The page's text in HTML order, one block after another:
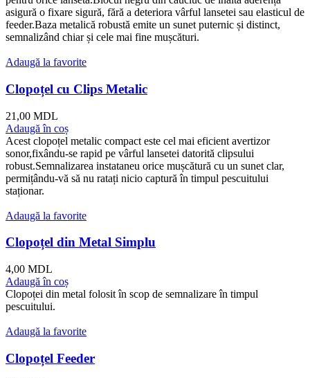
asigură o fixare sigură, fără a deteriora vârful lansetei sau elasticul de
feeder.Baza metalică robustă emite un sunet puternic și distinct,
semnalizând chiar și cele mai fine mușcături.
Adaugă la favorite
Clopoțel cu Clips Metalic
21,00 MDL
Adaugă în coș
Acest clopoțel metalic compact este cel mai eficient avertizor
sonor,fixându-se rapid pe vârful lansetei datorită clipsului
robust.Semnalizarea instataneu orice mușcătură cu un sunet clar,
permițându-vă să nu ratați nicio captură în timpul pescuitului
staționar.
Adaugă la favorite
Clopoțel din Metal Simplu
4,00 MDL
Adaugă în coș
Clopoței din metal folosit în scop de semnalizare în timpul
pescuitului.
Adaugă la favorite
Clopoțel Feeder